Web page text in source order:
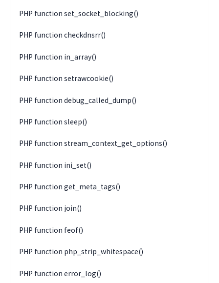
PHP function set_socket_blocking()
PHP function checkdnsrr()
PHP function in_array()
PHP function setrawcookie()
PHP function debug_called_dump()
PHP function sleep()
PHP function stream_context_get_options()
PHP function ini_set()
PHP function get_meta_tags()
PHP function join()
PHP function feof()
PHP function php_strip_whitespace()
PHP function error_log()